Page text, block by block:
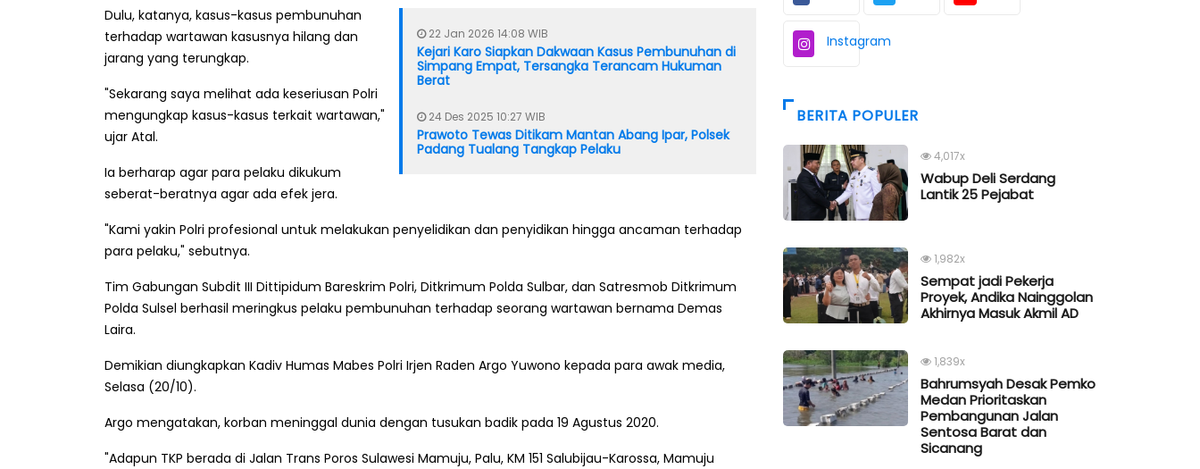
22 Jan 2026 14:08 WIB
Kejari Karo Siapkan Dakwaan Kasus Pembunuhan di
Simpang Empat, Tersangka Terancam Hukuman
Berat
24 Des 2025 10:27 WIB
Prawoto Tewas Ditikam Mantan Abang Ipar, Polsek
Padang Tualang Tangkap Pelaku
Dulu, katanya, kasus-kasus pembunuhan
terhadap wartawan kasusnya hilang dan
jarang yang terungkap.
"Sekarang saya melihat ada keseriusan Polri
mengungkap kasus-kasus terkait wartawan,"
ujar Atal.
Ia berharap agar para pelaku dikukum
seberat-beratnya agar ada efek jera.
"Kami yakin Polri profesional untuk melakukan penyelidikan dan penyidikan hingga ancaman terhadap
para pelaku," sebutnya.
Tim Gabungan Subdit III Dittipidum Bareskrim Polri, Ditkrimum Polda Sulbar, dan Satresmob Ditkrimum
Polda Sulsel berhasil meringkus pelaku pembunuhan terhadap seorang wartawan bernama Demas
Laira.
Demikian diungkapkan Kadiv Humas Mabes Polri Irjen Raden Argo Yuwono kepada para awak media,
Selasa (20/10).
Argo mengatakan, korban meninggal dunia dengan tusukan badik pada 19 Agustus 2020.
"Adapun TKP berada di Jalan Trans Poros Sulawesi Mamuju, Palu, KM 151 Salubijau-Karossa, Mamuju
Instagram
BERITA POPULER
4,017x
Wabup Deli Serdang
Lantik 25 Pejabat
1,982x
Sempat jadi Pekerja
Proyek, Andika Nainggolan
Akhirnya Masuk Akmil AD
1,839x
Bahrumsyah Desak Pemko
Medan Prioritaskan
Pembangunan Jalan
Sentosa Barat dan
Sicanang